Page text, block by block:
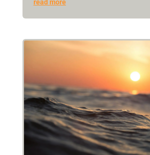
read more